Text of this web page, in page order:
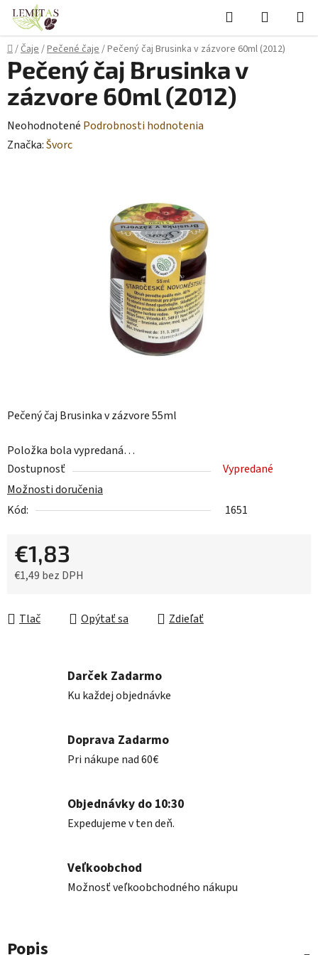
Prejsť
obsah
Hľadať
KOŠÍK
Domov
/Čaje/Pečené čaje/Pečený čaj Brusinka v zázvore 60ml (2012)
Pečený čaj Brusinka v zázvore 55ml
Položka bola vypredaná…
Dostupnosť
Vypredané
Možnosti doručenia
Kód:
1651
€1,83
€1,49 bez DPH
Tlač
Opýtať sa Zdieľať
Pečený čaj Brusinka v
zázvore 60ml (2012)
Priemerné
hodnotenie
Neohodnotené Podrobnosti hodnotenia
Značka:Švorc
Darček Zadarmo
Ku každej objednávke
Doprava Zadarmo
Pri nákupe nad 60€
Objednávky do 10:30
Expedujeme v ten deň.
Veľkoobchod
Možnosť veľkoobchodného nákupu
Popis